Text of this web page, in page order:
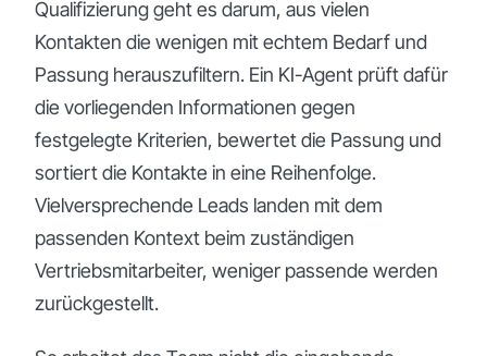
Qualifizierung geht es darum, aus vielen
Kontakten die wenigen mit echtem Bedarf und
Passung herauszufiltern. Ein KI-Agent prüft dafür
die vorliegenden Informationen gegen
festgelegte Kriterien, bewertet die Passung und
sortiert die Kontakte in eine Reihenfolge.
Vielversprechende Leads landen mit dem
passenden Kontext beim zuständigen
Vertriebsmitarbeiter, weniger passende werden
zurückgestellt.